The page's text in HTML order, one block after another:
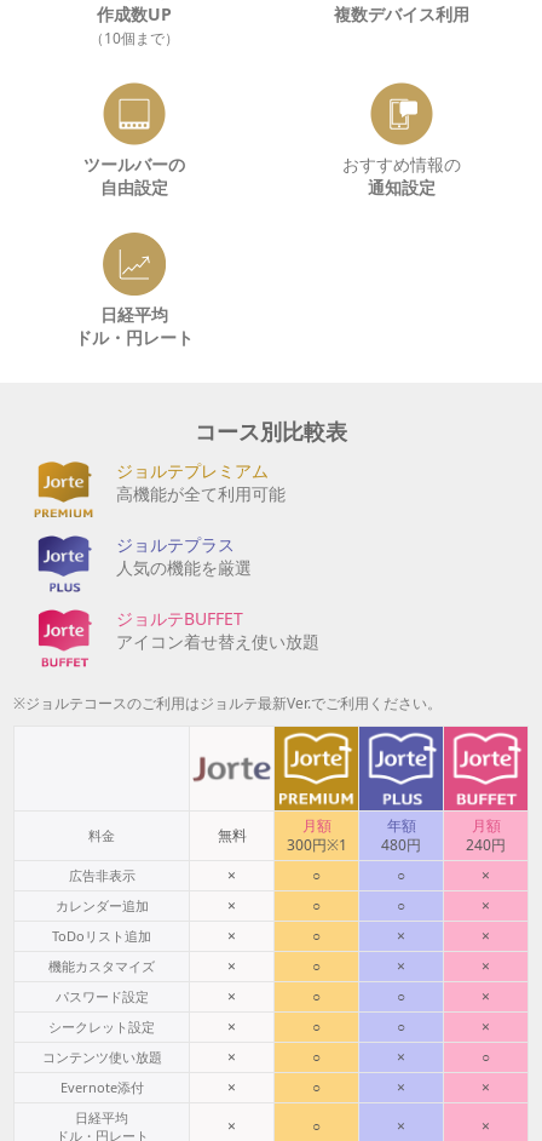
作成数UP
（10個まで）
複数デバイス利用
ツールバーの
自由設定
おすすめ情報の
通知設定
日経平均
ドル・円レート
コース別比較表
ジョルテプレミアム
高機能が全て利用可能
ジョルテプラス
人気の機能を厳選
ジョルテBUFFET
アイコン着せ替え使い放題
※ジョルテコースのご利用はジョルテ最新Ver.でご利用ください。
料金 無料
月額
300円※1
年額
480円
月額
240円
広告非表示 × ○ ○ ×
カレンダー追加 × ○ ○ ×
ToDoリスト追加 × ○ × ×
機能カスタマイズ × ○ × ×
パスワード設定 × ○ ○ ×
シークレット設定 × ○ ○ ×
コンテンツ使い放題 × ○ × ○
Evernote添付 × ○ × ×
日経平均
ドル・円レート
× ○ × ×